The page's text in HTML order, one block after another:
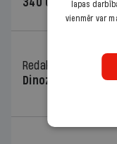
Redaktores sleja
Dinozaura triks
lapas
vienmēr var